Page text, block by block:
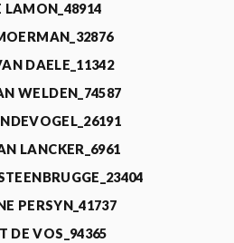
LAMON_48914
DAELE_11342
WELDEN_74587
LANCKER_6961
PERSYN_41737
DE VOS_94365